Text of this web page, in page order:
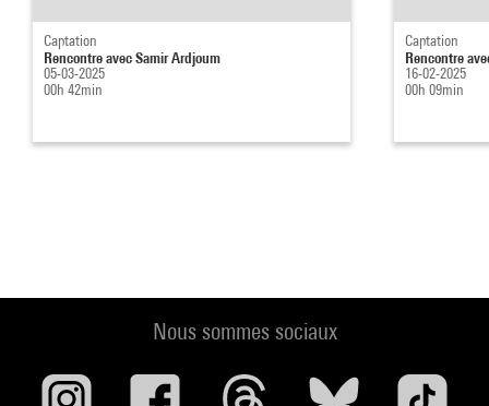
Captation
Rencontre avec Samir Ardjoum
05-03-2025
00h 42min
Captation
Rencontre
16-02-2025
00h 09min
Nous sommes sociaux